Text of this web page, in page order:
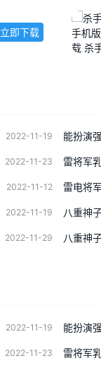
立即下载
2022-11-19 能扮演
2022-11-23 雷将军
2022-11-12 雷电将
2022-11-19 八重神
2022-11-29 八重神
2022-11-19 能扮演
2022-11-23 雷将军